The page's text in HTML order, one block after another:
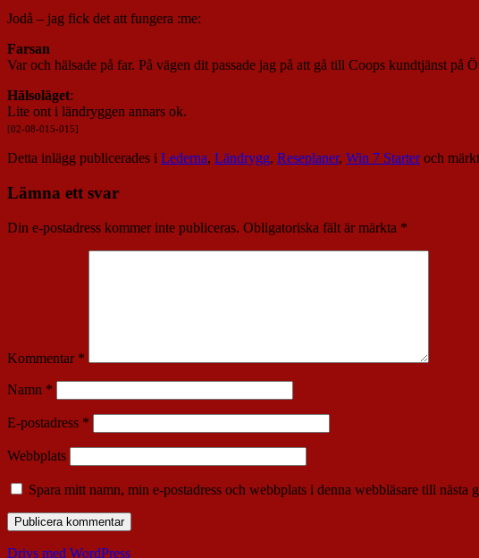
Jodå – jag fick det att fungera :me:
Farsan
Var och hälsade på far. På vägen dit passade jag på att gå till Coops kundtjänst
Hälsoläget:
Lite ont i ländryggen annars ok.
[02-08-015-015]
Detta inlägg publicerades i Lederna, Ländrygg, Reseplaner, Win 7 Starteroch
Lämna ett svar
Din e-postadress kommer inte publiceras. Obligatoriska fält är märkta *
Kommentar *
Namn *
E-postadress *
Webbplats
Spara mitt namn, min e-postadress och webbplats i denna webbläsare till nästa
Drivs med WordPress